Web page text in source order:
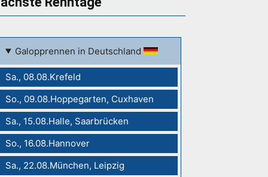
Galopprennen in Deutschland
Sa., 08.08.Krefeld
So., 09.08.Hoppegarten, Cuxhaven
Sa., 15.08.Halle, Saarbrücken
So., 16.08.Hannover
Sa., 22.08.München, Leipzig